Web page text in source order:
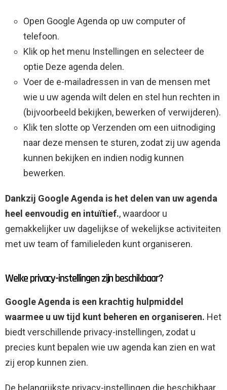
Open Google Agenda op uw computer of
telefoon.
Klik op het menu Instellingen en selecteer de
optie Deze agenda delen.
Voer de e-mailadressen in van de mensen met
wie u uw agenda wilt delen en stel hun rechten in
(bijvoorbeeld bekijken, bewerken of verwijderen).
Klik ten slotte op Verzenden om een ​​uitnodiging
naar deze mensen te sturen, zodat zij uw agenda
kunnen bekijken en indien nodig kunnen
bewerken.
Dankzij Google Agenda is het delen van uw agenda
heel eenvoudig en intuïtief., waardoor u
gemakkelijker uw dagelijkse of wekelijkse activiteiten
met uw team of familieleden kunt organiseren.
Welke privacy-instellingen zijn beschikbaar?
Google Agenda is een krachtig hulpmiddel
waarmee u uw tijd kunt beheren en organiseren. Het
biedt verschillende privacy-instellingen, zodat u
precies kunt bepalen wie uw agenda kan zien en wat
zij erop kunnen zien.
De belangrijkste privacy-instellingen die beschikbaar